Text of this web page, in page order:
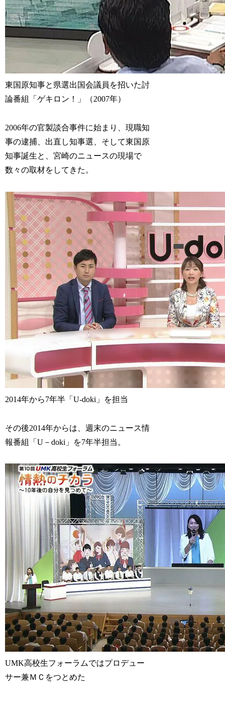
東国原知事と県選出国会議員を招いた討
論番組「ゲキロン！」（2007年）
2006年の官製談合事件に始まり、現職知
事の逮捕、出直し知事選、そして東国原
知事誕生と、宮崎のニュースの現場で
数々の取材をしてきた。
2014年から7年半「U-doki」を担当
その後2014年からは、週末のニュース情
報番組「U－doki」を7年半担当。
UMK高校生フォーラムではプロデュー
サー兼ＭＣをつとめた